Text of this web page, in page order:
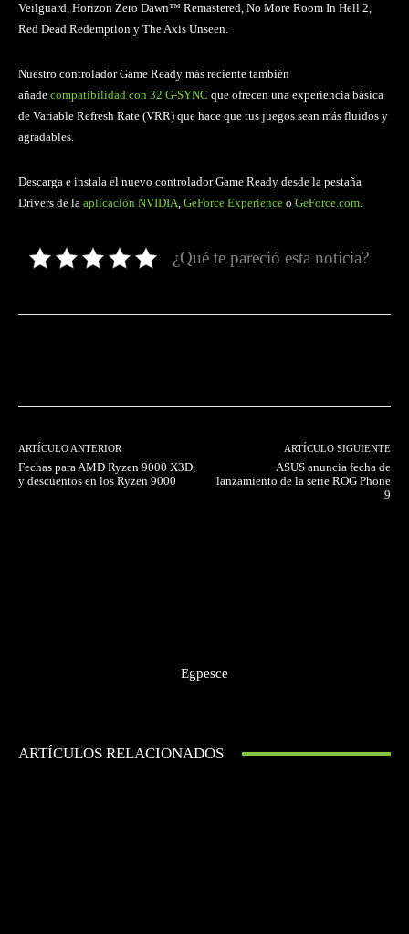
Veilguard, Horizon Zero Dawn™ Remastered, No More Room In Hell 2,
Red Dead Redemption y The Axis Unseen.
Nuestro controlador Game Ready más reciente también
añade compatibilidad con 32 G-SYNC que ofrecen una experiencia básica
de Variable Refresh Rate (VRR) que hace que tus juegos sean más fluidos y
agradables.
Descarga e instala el nuevo controlador Game Ready desde la pestaña
Drivers de la aplicación NVIDIA, GeForce Experience o GeForce.com.
¿Qué te pareció esta noticia?
ARTÍCULO ANTERIOR
Fechas para AMD Ryzen 9000 X3D,
y descuentos en los Ryzen 9000
ARTÍCULO SIGUIENTE
ASUS anuncia fecha de
lanzamiento de la serie ROG Phone
9
Egpesce
ARTÍCULOS RELACIONADOS